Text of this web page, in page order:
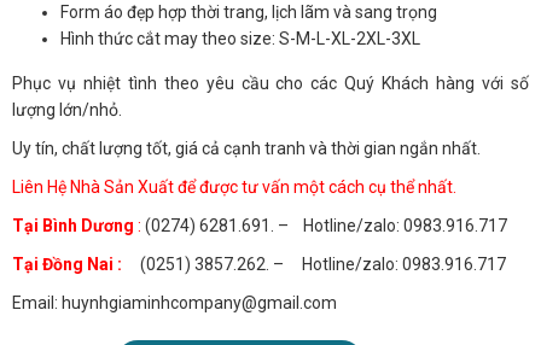
Form áo đẹp hợp thời trang, lịch lãm và sang trọng
Hình thức cắt may theo size: S-M-L-XL-2XL-3XL
Phục vụ nhiệt tình theo yêu cầu cho các Quý Khách hàng với số
lượng lớn/nhỏ.
Uy tín, chất lượng tốt, giá cả cạnh tranh và thời gian ngắn nhất.
Liên Hệ Nhà Sản Xuất để được tư vấn một cách cụ thể nhất.
Tại Bình Dương : (0274) 6281.691. – Hotline/zalo: 0983.916.717
Tại Đồng Nai :
(0251) 3857.262. – Hotline/zalo: 0983.916.717
Email: huynhgiaminhcompany@gmail.com